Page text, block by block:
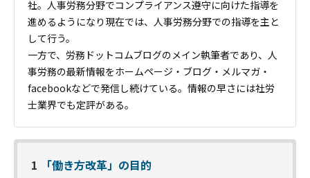
社。人事労務分野でコンプライアンス遵守に向けた指導を
進めるようになり現在では、人事労務分野での指導を主と
して行う。
一方で、労務ドットコムブログのメイン執筆者であり、人
事労務の最新情報をホームページ・ブログ・メルマガ・
facebookなどで発信し続けている。情報の早さには社労
士業界でも定評がある。
1
「働き方改革」の目的